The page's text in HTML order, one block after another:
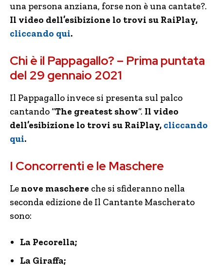
una persona anziana, forse non è una cantate?.
Il video dell’esibizione lo trovi su RaiPlay,
cliccando qui.
Chi è il Pappagallo? – Prima puntata
del 29 gennaio 2021
Il Pappagallo invece si presenta sul palco
cantando “The greatest show“. Il video
dell’esibizione lo trovi su RaiPlay, cliccando
qui.
I Concorrenti e le Maschere
Le nove maschere che si sfideranno nella
seconda edizione de Il Cantante Mascherato
sono:
La Pecorella;
La Giraffa;